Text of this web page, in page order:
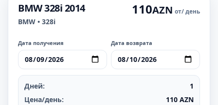
BMW 328i 2014
BMW • 328i
110AZN от/ день
Дата получения Дата возврата
Дней:
1
Цена/день:
110 AZN